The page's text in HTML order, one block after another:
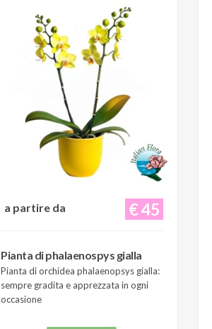
€ 45
a partire da
Pianta di phalaenospys gialla
Pianta di orchidea phalaenopsys gialla:
sempre gradita e apprezzata in ogni
occasione